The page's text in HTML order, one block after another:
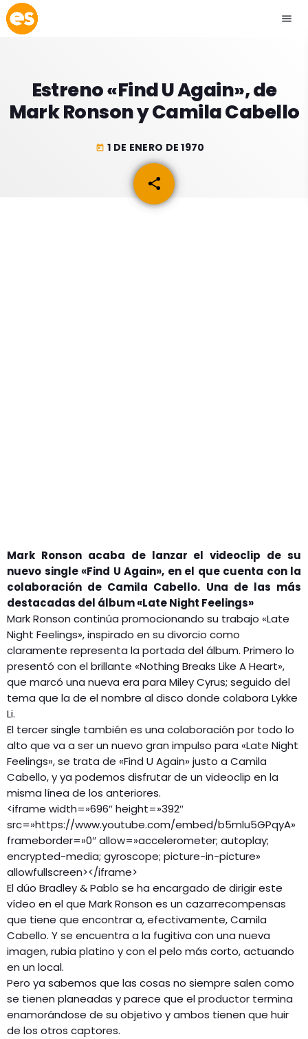
menu
play_arrow EMISIÓN LA PAZ
Estreno «Find U Again», de
Mark Ronson y Camila Cabello
today 1 DE ENERO DE 1970
share
email
Mark Ronson acaba de lanzar el videoclip de su
nuevo single «Find U Again», en el que cuenta con la
colaboración de Camila Cabello. Una de las más
destacadas del álbum «Late Night Feelings»
Mark Ronson continúa promocionando su trabajo «Late
Night Feelings», inspirado en su divorcio como
claramente representa la portada del álbum. Primero lo
presentó con el brillante «Nothing Breaks Like A Heart»,
que marcó una nueva era para Miley Cyrus; seguido del
tema que la de el nombre al disco donde colabora Lykke
Li.
El tercer single también es una colaboración por todo lo
alto que va a ser un nuevo gran impulso para «Late Night
Feelings», se trata de «Find U Again» justo a Camila
Cabello, y ya podemos disfrutar de un videoclip en la
misma línea de los anteriores.
<iframe width=»696″ height=»392″
src=»https://www.youtube.com/embed/b5mlu5GPqyA»
frameborder=»0″ allow=»accelerometer; autoplay;
encrypted-media; gyroscope; picture-in-picture»
allowfullscreen></iframe>
El dúo Bradley & Pablo se ha encargado de dirigir este
vídeo en el que Mark Ronson es un cazarrecompensas
que tiene que encontrar a, efectivamente, Camila
Cabello. Y se encuentra a la fugitiva con una nueva
imagen, rubia platino y con el pelo más corto, actuando
en un local.
Pero ya sabemos que las cosas no siempre salen como
se tienen planeadas y parece que el productor termina
enamorándose de su objetivo y ambos tienen que huir
de los otros captores.